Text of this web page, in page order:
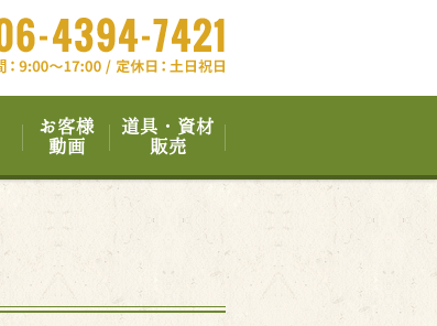
お客様
動画
道具・資材
販売